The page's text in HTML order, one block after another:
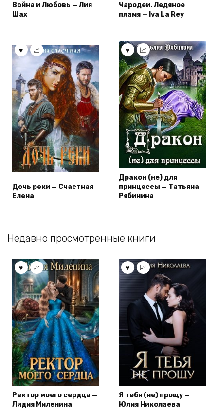
Война и Любовь — Лия
Шах
Чародеи. Ледяное
пламя — Iva La Rey
Дочь реки — Счастная
Елена
Дракон (не) для
принцессы — Татьяна
Рябинина
Недавно просмотренные книги
Ректор моего сердца —
Лидия Миленина
Я тебя (не) прощу —
Юлия Николаева